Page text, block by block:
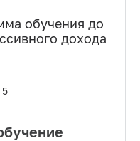
обучения до
дохода